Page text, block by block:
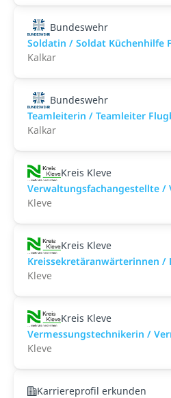
Bundeswehr
Soldatin / Soldat Küchenhilfe
Kalkar
Bundeswehr
Teamleiterin / Teamleiter
Kalkar
Kreis Kleve
Verwaltungsfachangestellte
Kleve
Kreis Kleve
Kreissekretäranwärterinnen
Kleve
Kreis Kleve
Vermessungstechnikerin /
Kleve
Karriereprofil erkunden